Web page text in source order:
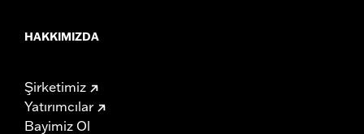
HAKKIMIZDA
Şirketimiz
Yatırımcılar
Bayimiz Ol